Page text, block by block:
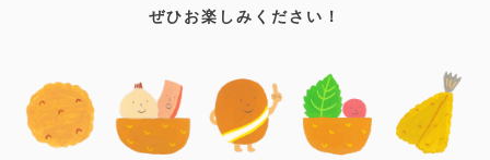
ぜひお楽しみください！